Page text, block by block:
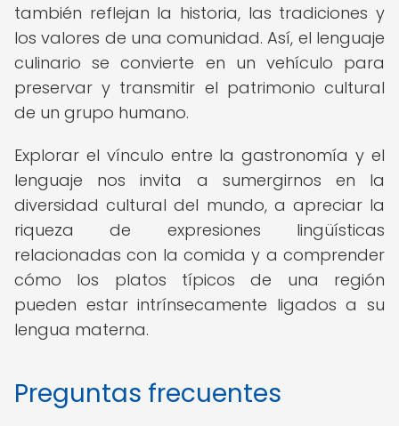
también reflejan la historia, las tradiciones y
los valores de una comunidad. Así, el lenguaje
culinario se convierte en un vehículo para
preservar y transmitir el patrimonio cultural
de un grupo humano.
Explorar el vínculo entre la gastronomía y el
lenguaje nos invita a sumergirnos en la
diversidad cultural del mundo, a apreciar la
riqueza de expresiones lingüísticas
relacionadas con la comida y a comprender
cómo los platos típicos de una región
pueden estar intrínsecamente ligados a su
lengua materna.
Preguntas frecuentes